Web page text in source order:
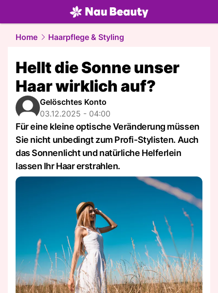
beauty.NAU.ch
Home Haarpflege & Styling
Hellt die Sonne unser
Haar wirklich auf?
Gelöschtes Konto
03.12.2025 - 04:00
Für eine kleine optische Veränderung müssen
Sie nicht unbedingt zum Profi-Stylisten. Auch
das Sonnenlicht und natürliche Helferlein
lassen Ihr Haar erstrahlen.